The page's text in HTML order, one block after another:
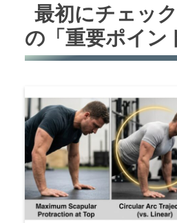
最初にチェッ
の「重要ポイン